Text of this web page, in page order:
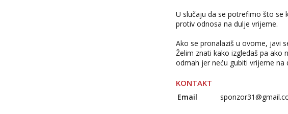
U slučaju da se potrefimo što se
protiv odnosa na dulje vrijeme.
Ako se pronalaziš u ovome, javi
Želim znati kako izgledaš pa ako
odmah jer neću gubiti vrijeme na
KONTAKT
Email